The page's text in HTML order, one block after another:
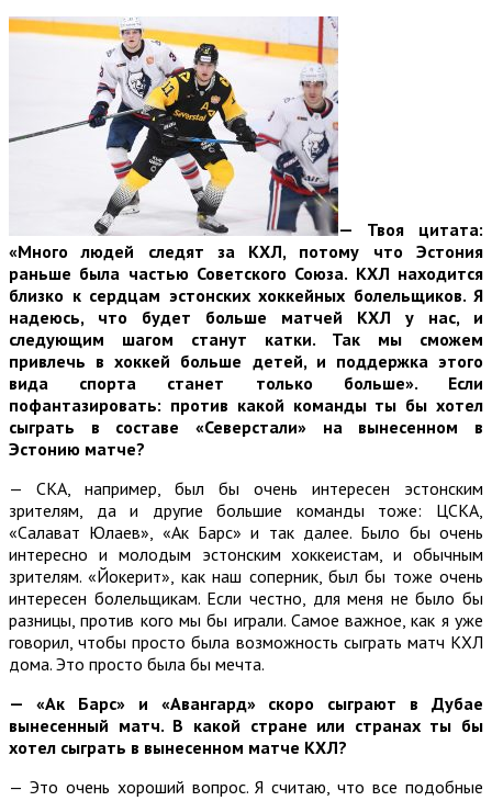
— Твоя цитата:
«Много людей следят за КХЛ, потому что Эстония
раньше была частью Советского Союза. КХЛ находится
близко к сердцам эстонских хоккейных болельщиков. Я
надеюсь, что будет больше матчей КХЛ у нас, и
следующим шагом станут катки. Так мы сможем
привлечь в хоккей больше детей, и поддержка этого
вида спорта станет только больше». Если
пофантазировать: против какой команды ты бы хотел
сыграть в составе «Северстали» на вынесенном в
Эстонию матче?
— СКА, например, был бы очень интересен эстонским
зрителям, да и другие большие команды тоже: ЦСКА,
«Салават Юлаев», «Ак Барс» и так далее. Было бы очень
интересно и молодым эстонским хоккеистам, и обычным
зрителям. «Йокерит», как наш соперник, был бы тоже очень
интересен болельщикам. Если честно, для меня не было бы
разницы, против кого мы бы играли. Самое важное, как я уже
говорил, чтобы просто была возможность сыграть матч КХЛ
дома. Это просто была бы мечта.
— «Ак Барс» и «Авангард» скоро сыграют в Дубае
вынесенный матч. В какой стране или странах ты бы
хотел сыграть в вынесенном матче КХЛ?
— Это очень хороший вопрос. Я считаю, что все подобные